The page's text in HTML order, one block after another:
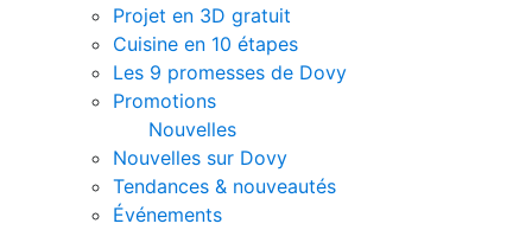
Projet en 3D gratuit
Cuisine en 10 étapes
Les 9 promesses de Dovy
Promotions
Nouvelles
Nouvelles sur Dovy
Tendances & nouveautés
Événements